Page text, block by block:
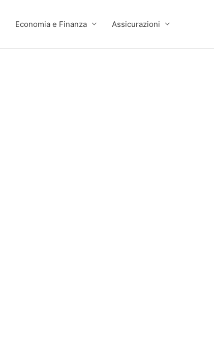
Economia e Finanza Assicurazioni